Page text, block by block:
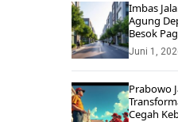
Imbas
Agung
Besok
Juni 1,
Prabowo
Cegah